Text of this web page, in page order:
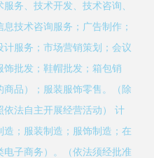
务、技术开发、技术咨询、
技术咨询服务；广告制作；
服务；市场营销策划；会议
批发；鞋帽批发；箱包销
品）；服装服饰零售。（除
法自主开展经营活动） 计
；服装制造；服饰制造；在
子商务）。（依法须经批准